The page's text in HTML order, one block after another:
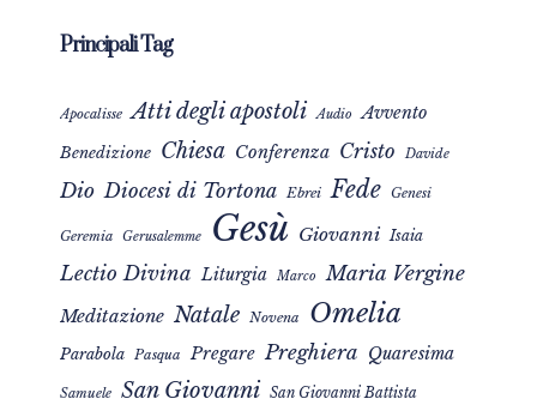
Principali Tag
Apocalisse Atti degli apostoli Audio Avvento
Benedizione Chiesa Conferenza Cristo Davide
Dio Diocesi di Tortona Ebrei Fede Genesi
Geremia Gerusalemme Gesù Giovanni Isaia
Lectio Divina Liturgia Marco Maria Vergine
Meditazione Natale Novena Omelia
Parabola Pasqua Pregare Preghiera Quaresima
Samuele San Giovanni San Giovanni Battista